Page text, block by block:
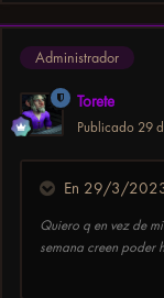
Administrador
Torete
Publicado 29
En 29/3/
Quiero q en vez de
semana creen poder